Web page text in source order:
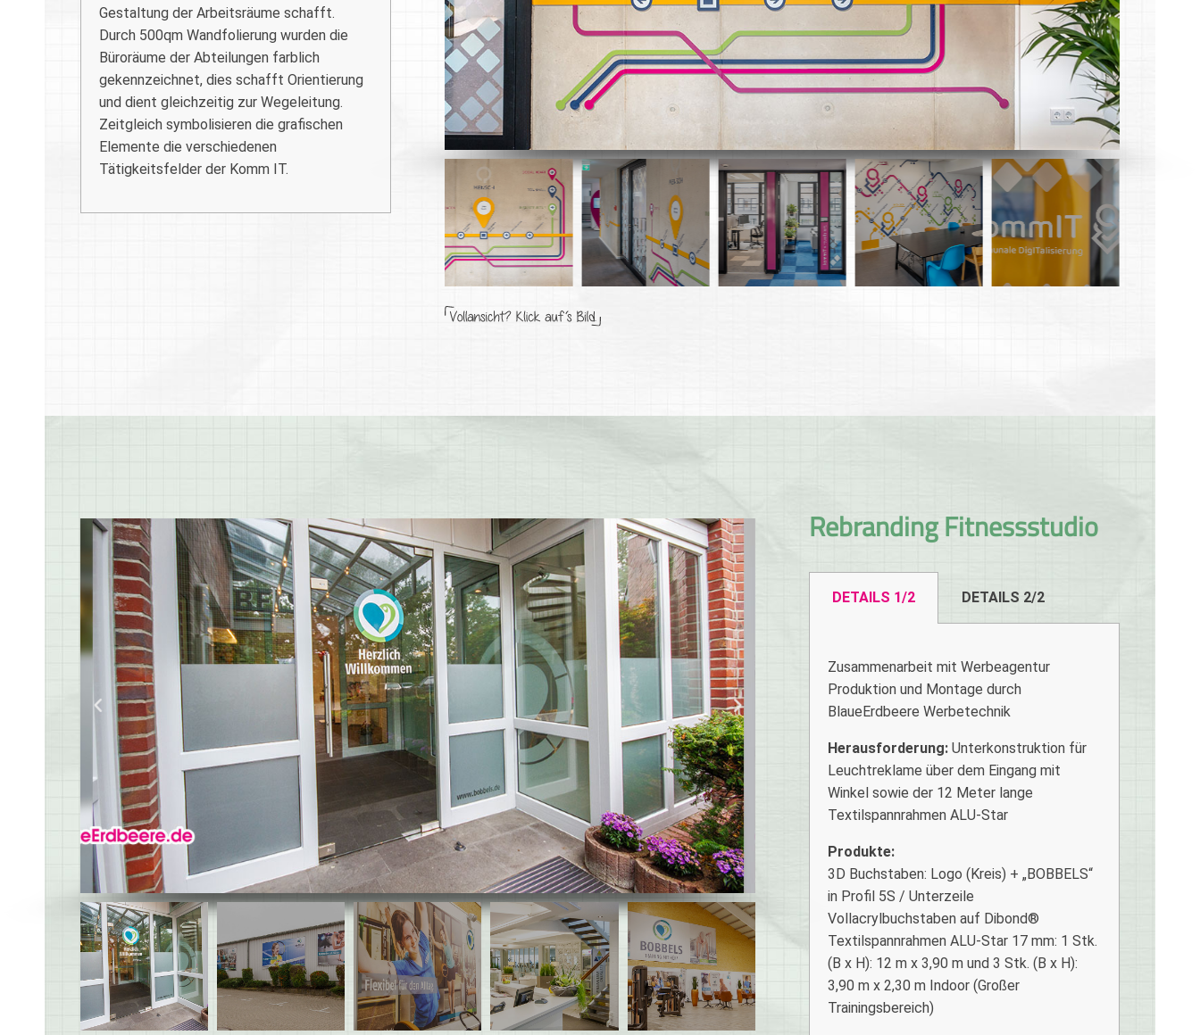
Gestaltung der Arbeitsräume schafft.
Durch 500qm Wandfolierung wurden die
Büroräume der Abteilungen farblich
gekennzeichnet, dies schafft Orientierung
und dient gleichzeitig zur Wegeleitung.
Zeitgleich symbolisieren die grafischen
Elemente die verschiedenen
Tätigkeitsfelder der Komm IT.
Rebranding Fitnessstudio
DETAILS 1/2 DETAILS 2/2
Zusammenarbeit mit Werbeagentur
Produktion und Montage durch
BlaueErdbeere Werbetechnik
Herausforderung:Unterkonstruktion für
Leuchtreklame über dem Eingang mit
Winkel sowie der 12 Meter lange
Textilspannrahmen ALU-Star
Produkte:
3D Buchstaben: Logo (Kreis) + „BOBBELS“
in Profil 5S / Unterzeile
Vollacrylbuchstaben auf Dibond®
Textilspannrahmen ALU-Star 17 mm: 1 Stk.
(B x H): 12 m x 3,90 m und 3 Stk. (B x H):
3,90 m x 2,30 m Indoor (Großer
Trainingsbereich)